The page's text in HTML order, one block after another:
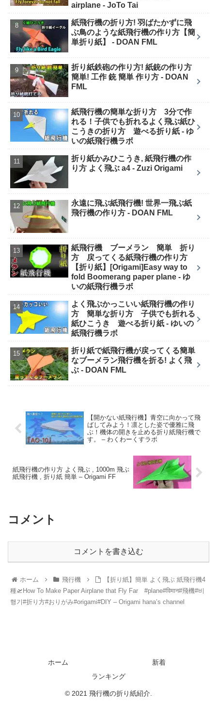
airplane - JoTo Tai
紙飛行機の折り方! 羽ばたかずに飛
ぶ鳥のような紙飛行機の作り方【簡
単折り紙】 - DOAN FML
折り紙鉄砲の作り方! 紙銃の作り方
簡単! 工作 銃 簡単 作り方 - DOAN
FML
紙飛行機の簡単な折り方 3分で作
れる！子供でも折れるよく飛ぶ紙ひ
こうきの折り方 遊べる折り紙 - ゆ
いの紙飛行機ラボ
折り紙かみひこうき, 紙飛行機の作
り方 よく飛ぶ a4 - Zuzi Origami
永遠に飛ぶ紙飛行機! 世界一飛ぶ紙
飛行機の作り方 - DOAN FML
紙飛行機 ブーメラン 簡単 折り
方 戻ってくる紙飛行機の作り方
【折り紙】[Origami]Easy way to
fold Boomerang paper plane - ゆ
いの紙飛行機ラボ
よく飛ぶかっこいい紙飛行機の作り
方 簡単な折り方 子供でも折れる
紙ひこうき 遊べる折り紙 - ゆいの
紙飛行機ラボ
折り紙で紙飛行機が戻ってくる簡単
なブーメラン飛行機を折る! よく飛
ぶ - DOAN FML
【開かない紙飛行機】青空に向かって飛
ばしてみよう！凛とした姿で優雅に飛
ぶ！機体の開きを止める折り紙飛行機で
す。 – わくわーくすラボ
紙飛行機の作り方 よく飛ぶ , 1000m 飛ぶ
紙飛行機 , 折り紙 簡単 – Origami FF
コメント
コメントを書き込む
ホーム 飛行機
【折り紙】簡単 よく飛ぶ 紙飛行機4
種🛫How To Make Paper Airplane that Fly Far #plane#विमान#飛機#비
행기#折り方#おりがみ#origami#DIY – Origami hana’s channel
ホーム
新着
ランキング
© 2021 飛行機の折り紙紹介.